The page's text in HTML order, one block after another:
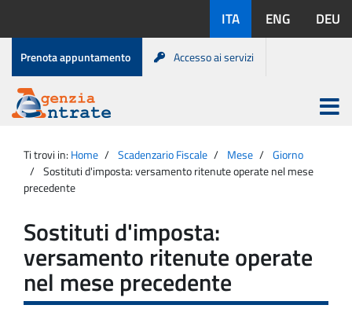
contenuto
disponibili:
ITA ENG DEU
Menu
di
servizio
Prenota appuntamento Accesso ai servizi
Agenzia
Entrate
Apri
menu
principale
Ti trovi in: Home Scadenzario Fiscale Mese
Giorno
Sostituti d'imposta: versamento ritenute operate nel mese
precedente
Sostituti d'imposta:
versamento ritenute operate
nel mese precedente